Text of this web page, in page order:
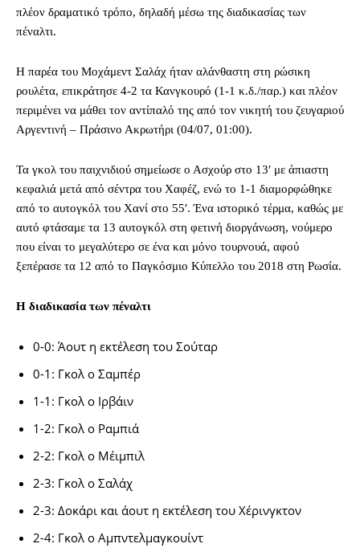
πλέον δραματικό τρόπο, δηλαδή μέσω της διαδικασίας των
πέναλτι.
Η παρέα του Μοχάμεντ Σαλάχ ήταν αλάνθαστη στη ρώσικη
ρουλέτα, επικράτησε 4-2 τα Κανγκουρό (1-1 κ.δ./παρ.) και πλέον
περιμένει να μάθει τον αντίπαλό της από τον νικητή του ζευγαριού
Αργεντινή – Πράσινο Ακρωτήρι (04/07, 01:00).
Τα γκολ του παιχνιδιού σημείωσε ο Ασχούρ στο 13′ με άπιαστη
κεφαλιά μετά από σέντρα του Χαφέζ, ενώ το 1-1 διαμορφώθηκε
από το αυτογκόλ του Χανί στο 55′. Ένα ιστορικό τέρμα, καθώς με
αυτό φτάσαμε τα 13 αυτογκόλ στη φετινή διοργάνωση, νούμερο
που είναι το μεγαλύτερο σε ένα και μόνο τουρνουά, αφού
ξεπέρασε τα 12 από το Παγκόσμιο Κύπελλο του 2018 στη Ρωσία.
Η διαδικασία των πέναλτι
0-0: Άουτ η εκτέλεση του Σούταρ
0-1: Γκολ ο Σαμπέρ
1-1: Γκολ ο Ιρβάιν
1-2: Γκολ ο Ραμπιά
2-2: Γκολ ο Μέιμπιλ
2-3: Γκολ ο Σαλάχ
2-3: Δοκάρι και άουτ η εκτέλεση του Χέρινγκτον
2-4: Γκολ ο Αμπντελμαγκουίντ